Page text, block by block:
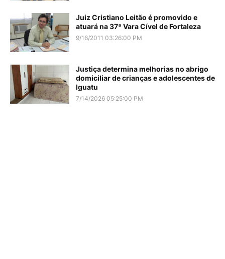
Juiz Cristiano Leitão é promovido e
atuará na 37ª Vara Cível de Fortaleza
9/16/2011 03:26:00 PM
Justiça determina melhorias no abrigo
domiciliar de crianças e adolescentes de
Iguatu
7/14/2026 05:25:00 PM